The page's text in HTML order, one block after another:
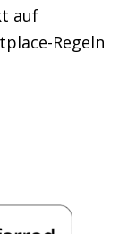
auf
Regeln